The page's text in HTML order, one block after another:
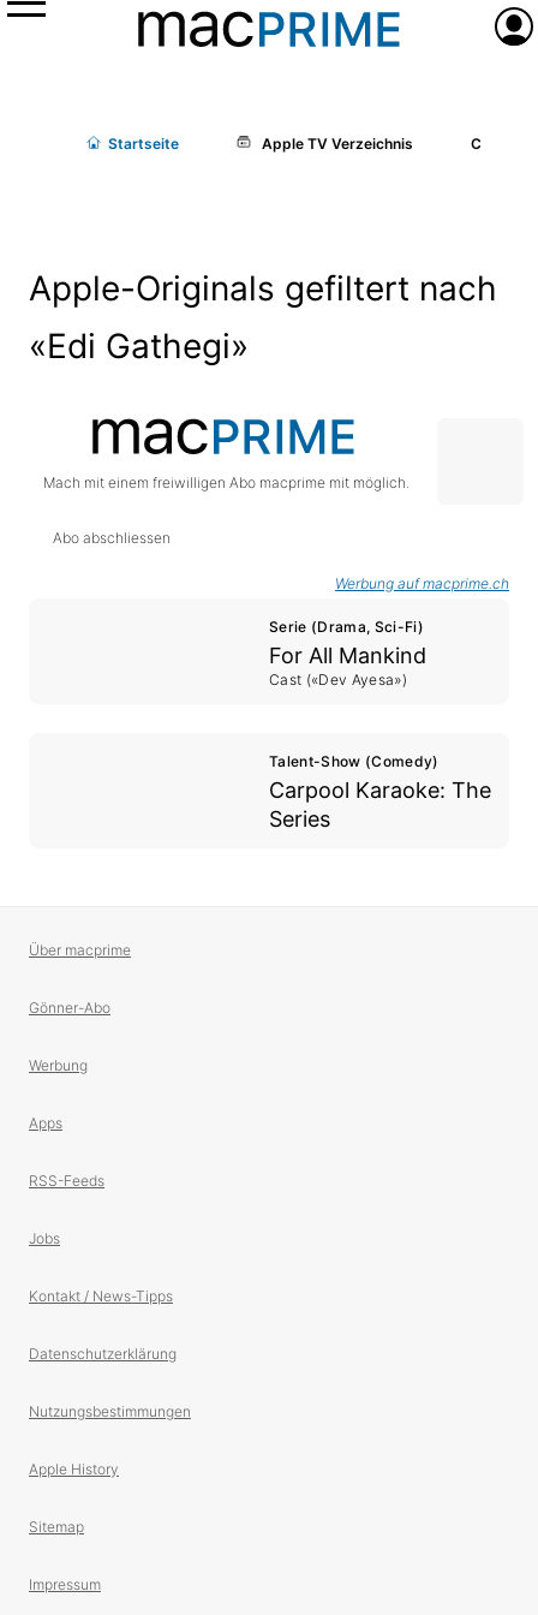
Menü
Startseite Apple TV Verzeichnis Cast/
Apple-Originals gefiltert nach
«Edi Gathegi»
Mach mit einem freiwilligen Abo macprime mit möglich.
Abo abschliessen
Werbung auf macprime.ch
Serie (Drama, Sci-Fi)
For All Mankind
Cast («Dev Ayesa»)
Talent-Show (Comedy)
Carpool Karaoke: The
Series
Über macprime
Gönner-Abo
Werbung
Apps
RSS-Feeds
Jobs
Kontakt / News-Tipps
Datenschutzerklärung
Nutzungsbestimmungen
Apple History
Sitemap
Impressum